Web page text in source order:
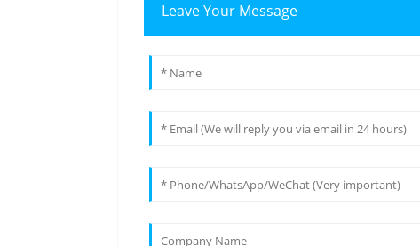
Leave Your Message